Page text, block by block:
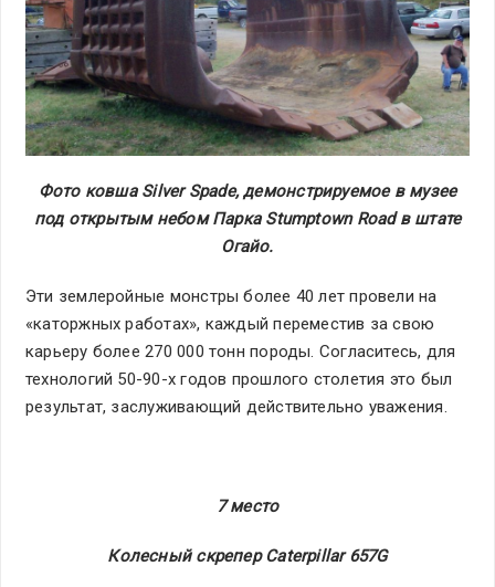
Фото ковша Silver Spade, демонстрируемое в музее
под открытым небом Парка Stumptown Road в штате
Огайо.
Эти землеройные монстры более 40 лет провели на
«каторжных работах», каждый переместив за свою
карьеру более 270 000 тонн породы. Согласитесь, для
технологий 50-90-х годов прошлого столетия это был
результат, заслуживающий действительно уважения.
7 место
Колесный скрепер Caterpillar 657G